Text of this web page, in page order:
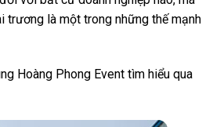
trương là một trong những thế mạnh
Hoàng Phong Event tìm hiểu qua